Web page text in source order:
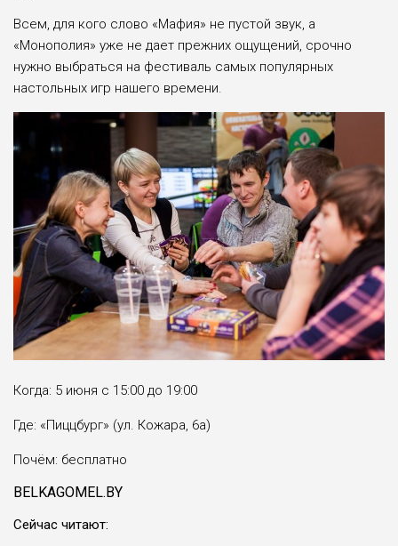
Всем, для кого слово «Мафия» не пустой звук, а
«Монополия» уже не дает прежних ощущений, срочно
нужно выбраться на фестиваль самых популярных
настольных игр нашего времени.
Когда: 5 июня с 15:00 до 19:00
Где: «Пиццбург» (ул. Кожара, 6а)
Почём: бесплатно
BELKAGOMEL.BY
Cейчас читают: